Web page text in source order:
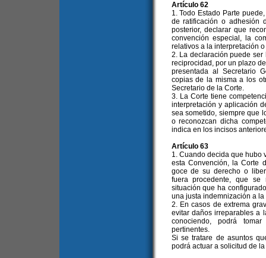
Artículo 62
1. Todo Estado Parte
de ratificación o adhesión
posterior, declarar que
convención especial, la
relativos a la interpretación
2. La declaración puede
reciprocidad, por un plazo
presentada al Secretario
copias de la misma a los
Secretario de la Corte.
3. La Corte tiene
interpretación y aplicación
sea sometido, siempre que
o reconozcan dicha
indica en los incisos
Artículo 63
1. Cuando decida que hubo
esta Convención, la Corte
goce de su derecho o
fuera procedente, que
situación que ha
una justa indemnización a
2. En casos de extrema
evitar daños irreparables a
conociendo, podrá
pertinentes.
Si se tratare de asuntos
podrá actuar a solicitud de